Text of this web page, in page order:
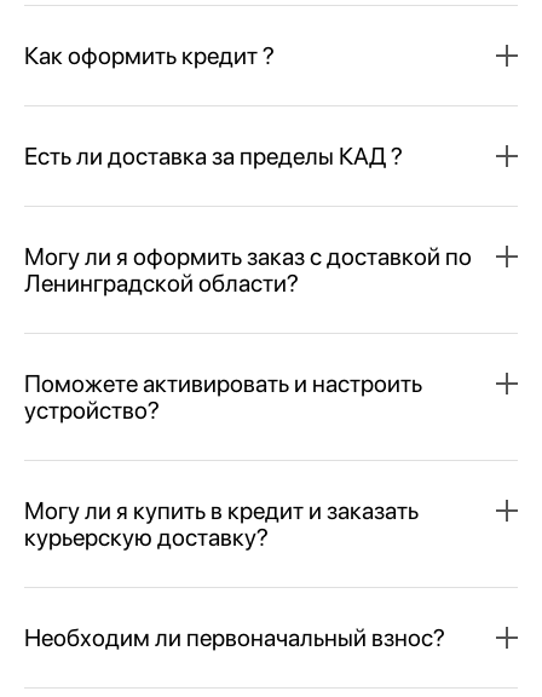
Как оформить кредит ?
Есть ли доставка за пределы КАД ?
Могу ли я оформить заказ с доставкой по
Ленинградской области?
Поможете активировать и настроить
устройство?
Могу ли я купить в кредит и заказать
курьерскую доставку?
Необходим ли первоначальный взнос?